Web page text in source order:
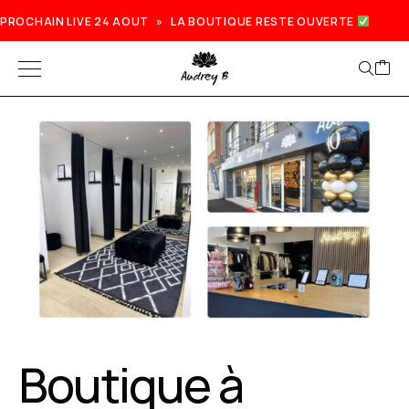
PROCHAIN LIVE 24 AOUT » LA BOUTIQUE RESTE OUVERTE
Prochain live lundi